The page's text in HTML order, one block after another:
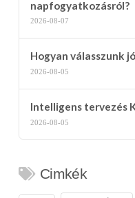
napfogyatkozásról?
2026-08-07
Hogyan válasszunk
2026-08-05
Intelligens tervezés
2026-08-05
Cimkék